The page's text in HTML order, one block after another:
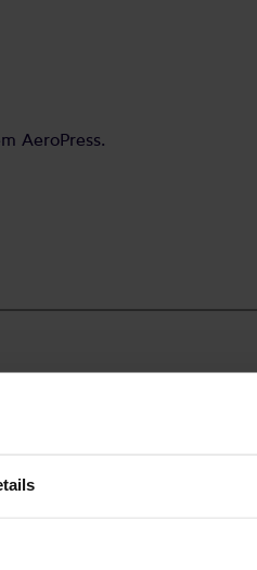
AeroPress.